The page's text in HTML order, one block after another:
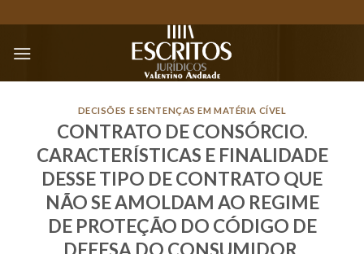
to
content
DECISÕES E SENTENÇAS EM MATÉRIA CÍVEL
CONTRATO DE CONSÓRCIO.
CARACTERÍSTICAS E FINALIDADE
DESSE TIPO DE CONTRATO QUE
NÃO SE AMOLDAM AO REGIME
DE PROTEÇÃO DO CÓDIGO DE
DEFESA DO CONSUMIDOR.